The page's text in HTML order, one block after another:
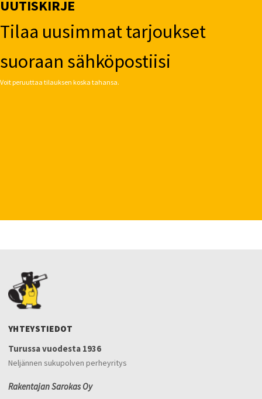
UUTISKIRJE
Tilaa uusimmat tarjoukset
suoraan sähköpostiisi
Voit peruuttaa tilauksen koska tahansa.
YHTEYSTIEDOT
Turussa vuodesta 1936
Neljännen sukupolven perheyritys
Rakentajan Sarokas Oy